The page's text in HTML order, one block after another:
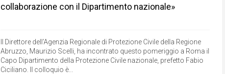
collaborazione con il Dipartimento nazionale»
Il Direttore dell’Agenzia Regionale di Protezione Civile della Regione
Abruzzo, Maurizio Scelli, ha incontrato questo pomeriggio a Roma il
Capo Dipartimento della Protezione Civile nazionale, prefetto Fabio
Ciciliano. Il colloquio è...